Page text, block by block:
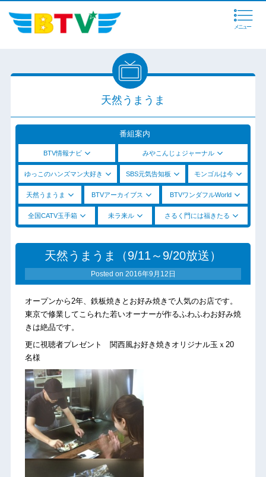
メニュー
天然うまうま
番組案内
BTV情報ナビ みやこんじょジャーナル
ゆっこのハンズマン大好き SBS元気告知板 モンゴルは今
天然うまうま BTVアーカイブス BTVワンダフルWorld
全国CATV玉手箱 未ラ来ル さるく門には福きたる
天然うまうま（9/11～9/20放送）
Posted on 2016年9月12日
オープンから2年、鉄板焼きとお好み焼きで人気のお店です。
東京で修業してこられた若いオーナーが作るふわふわお好み焼
きは絶品です。
更に視聴者プレゼント 関西風お好き焼きオリジナル玉ｘ20
名様